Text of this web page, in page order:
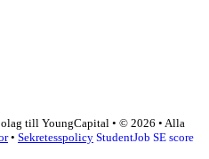
till YoungCapital • © 2026 • Alla
• Sekretesspolicy StudentJob SE score